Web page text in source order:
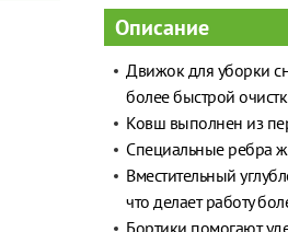
Описание
Движок для уборки
более быстрой
Ковш выполнен из
Специальные ребра
Вместительный
что делает работу
Бортики помогают